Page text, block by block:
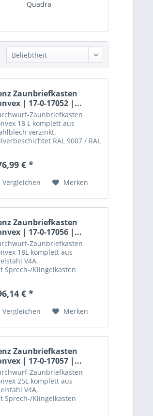
Quadra
Zaunbriefkasten
| 17-0-17052 |...
Zaunbriefkasten
18 L komplett aus
verzinkt,
RAL 9007 / RAL
ohne Gegenlautsprecher, vorgerichtet
€ *
Vergleichen Merken
Zaunbriefkasten
| 17-0-17056 |...
Zaunbriefkasten
18L komplett aus
V4A,
Sprech-/Klingelkasten
Öffnungsbegrenzern,...
€ *
Vergleichen Merken
Zaunbriefkasten
| 17-0-17057 |...
Zaunbriefkasten
25L komplett aus
V4A,
Sprech-/Klingelkasten